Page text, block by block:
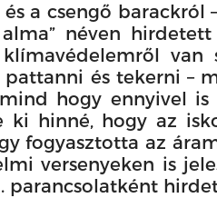
a csengő barackról
néven
van
és tekerni –
hogy ennyivel is
hinné, hogy az
fogyasztotta az
versenyeken is
parancsolatként